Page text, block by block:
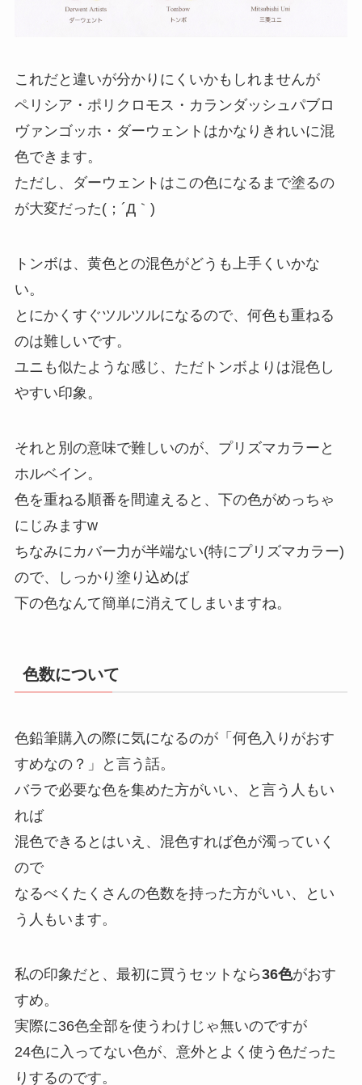
これだと違いが分かりにくいかもしれませんが
ペリシア・ポリクロモス・カランダッシュパブロ
ヴァンゴッホ・ダーウェントはかなりきれいに混
色できます。
ただし、ダーウェントはこの色になるまで塗るの
が大変だった(；´Д｀)
トンボは、黄色との混色がどうも上手くいかな
い。
とにかくすぐツルツルになるので、何色も重ねる
のは難しいです。
ユニも似たような感じ、ただトンボよりは混色し
やすい印象。
それと別の意味で難しいのが、プリズマカラーと
ホルベイン。
色を重ねる順番を間違えると、下の色がめっちゃ
にじみますw
ちなみにカバー力が半端ない(特にプリズマカラー)
ので、しっかり塗り込めば
下の色なんて簡単に消えてしまいますね。
色数について
色鉛筆購入の際に気になるのが「何色入りがおす
すめなの？」と言う話。
バラで必要な色を集めた方がいい、と言う人もい
れば
混色できるとはいえ、混色すれば色が濁っていく
ので
なるべくたくさんの色数を持った方がいい、とい
う人もいます。
私の印象だと、最初に買うセットなら36色がおす
すめ。
実際に36色全部を使うわけじゃ無いのですが
24色に入ってない色が、意外とよく使う色だった
りするのです。